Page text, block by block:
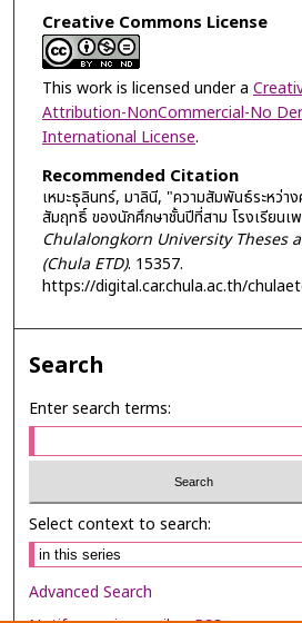
Creative Commons License
This work is licensed under a
Attribution-NonCommercial-No
International License.
Recommended Citation
เหมะธุลินทร์, มาลินี, "ความสัมพันธ์ระหว่า
สัมฤทธิ์ ของนักศึกษาชั้นปีที่สาม โรงเรียนเ
Chulalongkorn University Theses
(Chula ETD). 15357.
https://digital.car.chula.ac.th/
Search
Enter search terms:
Select context to search:
Advanced Search